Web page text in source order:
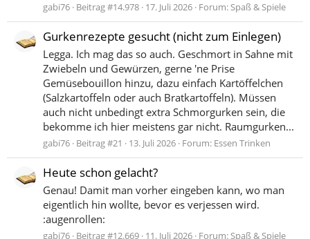
gabi76 Beitrag #14.978 17. Juli 2026 Forum:Spaß & Spiele
Gurkenrezepte gesucht (nicht zum Einlegen)
Legga. Ich mag das so auch. Geschmort in Sahne mit
Zwiebeln und Gewürzen, gerne 'ne Prise
Gemüsebouillon hinzu, dazu einfach Kartöffelchen
(Salzkartoffeln oder auch Bratkartoffeln). Müssen
auch nicht unbedingt extra Schmorgurken sein, die
bekomme ich hier meistens gar nicht. Raumgurken...
gabi76 Beitrag #21 13. Juli 2026 Forum: Essen Trinken
Heute schon gelacht?
Genau! Damit man vorher eingeben kann, wo man
eigentlich hin wollte, bevor es verjessen wird.
:augenrollen:
gabi76 Beitrag #12.669 11. Juli 2026 Forum:Spaß & Spiele